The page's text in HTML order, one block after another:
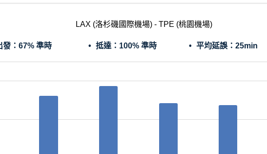
LAX (洛杉磯國際機場) - TPE (桃園機場)
發： 67% 準時 抵達： 100% 準時 平均延誤： 25min